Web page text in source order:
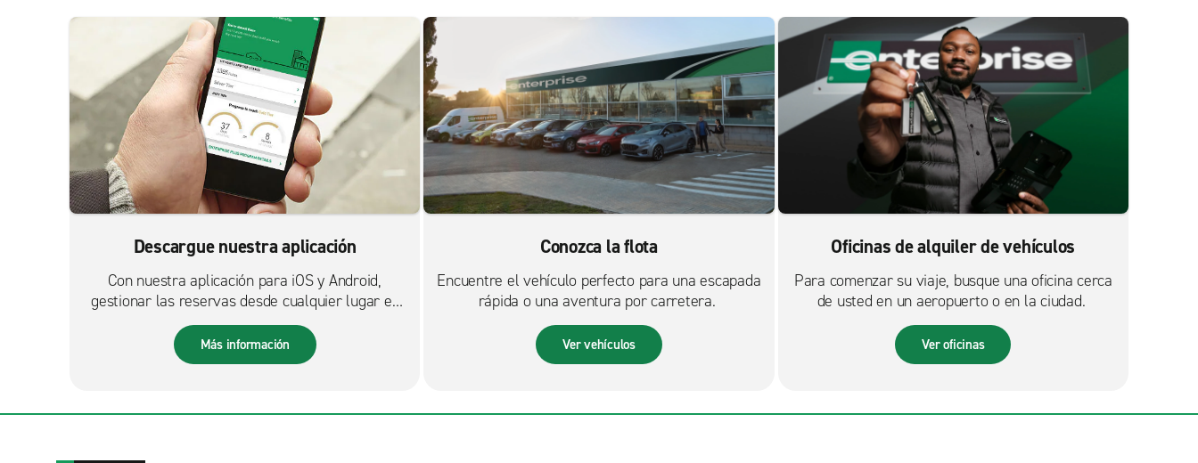
Descargue nuestra aplicación
Con nuestra aplicación para iOS y Android,
gestionar las reservas desde cualquier lugar es
más fácil que nunca.
Más información
Conozca la flota
Encuentre el vehículo perfecto para una escapada
rápida o una aventura por carretera.
Ver vehículos
Oficinas de alquiler de vehículos
Para comenzar su viaje, busque una oficina cerca
de usted en un aeropuerto o en la ciudad.
Ver oficinas